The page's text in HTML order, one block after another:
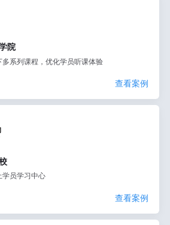
院
系列课程，优化学员听课体验
查看案例
学员学习中心
查看案例